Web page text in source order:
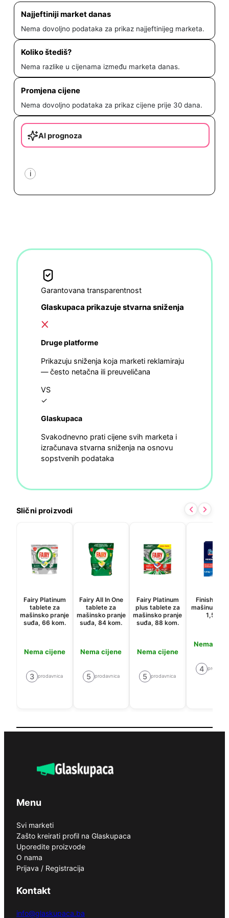
Najjeftiniji market danas
Nema dovoljno podataka za prikaz najjeftinijeg marketa.
Koliko štediš?
Nema razlike u cijenama između marketa danas.
Promjena cijene
Nema dovoljno podataka za prikaz cijene prije 30 dana.
AI prognoza
i
Garantovana transparentnost
Glaskupaca prikazuje stvarna sniženja
Druge platforme
Prikazuju sniženja koja marketi reklamiraju
— često netačna ili preuveličana
VS
✓
Glaskupaca
Svakodnevno prati cijene svih marketa i
izračunava stvarna sniženja na osnovu
sopstvenih podataka
Slični proizvodi
Fairy Platinum
tablete za
mašinsko pranje
suđa, 66 kom.
Nema cijene
3 prodavnica
Fairy All In One
tablete za
mašinsko pranje
suđa, 84 kom.
Nema cijene
5 prodavnica
Fairy Platinum
plus tablete za
mašinsko pranje
suđa, 88 kom.
Nema cijene
5 prodavnica
Finish Sol
mašinu za
1,5kg
Nema
4
Menu
Svi marketi
Zašto kreirati profil na Glaskupaca
Uporedite proizvode
O nama
Prijava / Registracija
Kontakt
info@glaskupaca.ba